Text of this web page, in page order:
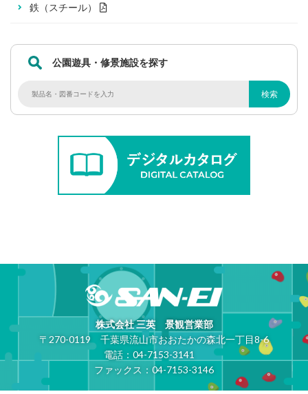
鉄（スチール）
公園遊具・修景施設を探す
株式会社 三英 景観営業部
〒270-0119 千葉県流山市おおたかの森北一丁目8-6
電話：04-7153-3141
ファックス：04-7153-3146